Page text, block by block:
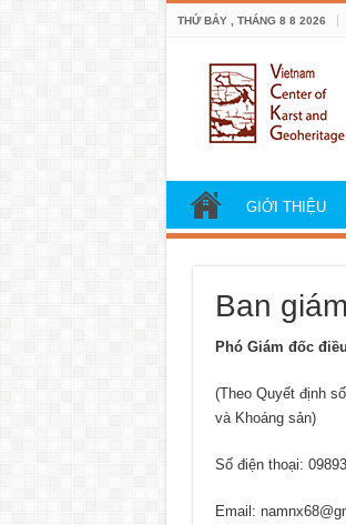
THỨ BẢY , THÁNG 8 8 2026
GIỚI THIỆU
Ban
Phó Giám đốc
(Theo Quyết định
và Khoáng sản)
Số điện thoại:
Email: